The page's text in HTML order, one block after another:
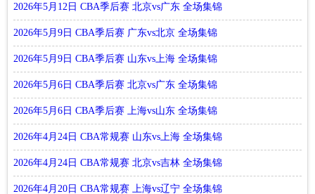
2026年5月12日 CBA季后赛 北京vs广东 全场集锦
2026年5月9日 CBA季后赛 广东vs北京 全场集锦
2026年5月9日 CBA季后赛 山东vs上海 全场集锦
2026年5月6日 CBA季后赛 北京vs广东 全场集锦
2026年5月6日 CBA季后赛 上海vs山东 全场集锦
2026年4月24日 CBA常规赛 山东vs上海 全场集锦
2026年4月24日 CBA常规赛 北京vs吉林 全场集锦
2026年4月20日 CBA常规赛 上海vs辽宁 全场集锦